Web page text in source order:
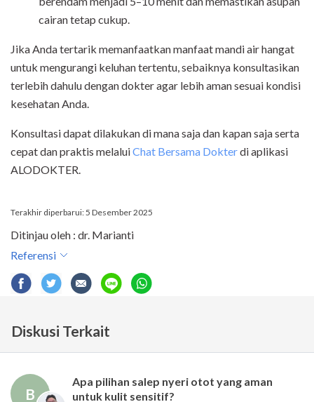
cairan tetap cukup.
Jika Anda tertarik memanfaatkan manfaat mandi air hangat
untuk mengurangi keluhan tertentu, sebaiknya konsultasikan
terlebih dahulu dengan dokter agar lebih aman sesuai kondisi
kesehatan Anda.
Konsultasi dapat dilakukan di mana saja dan kapan saja serta
cepat dan praktis melaluiChat Bersama Dokterdi aplikasi
ALODOKTER.
Terakhir diperbarui: 5 Desember 2025